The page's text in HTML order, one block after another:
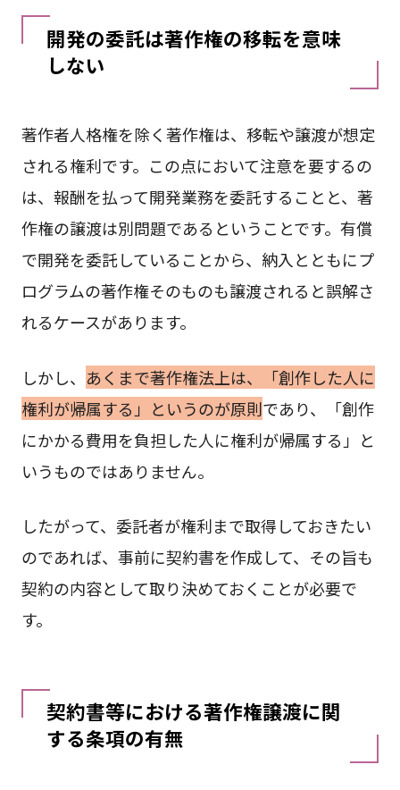
開発の委託は著作権の移転を意味
しない
著作者人格権を除く著作権は、移転や譲渡が想定
される権利です。この点において注意を要するの
は、報酬を払って開発業務を委託することと、著
作権の譲渡は別問題であるということです。有償
で開発を委託していることから、納入とともにプ
ログラムの著作権そのものも譲渡されると誤解さ
れるケースがあります。
しかし、 あくまで著作権法上は、「創作した人に
権利が帰属する」というのが原則であり、「創作
にかかる費用を負担した人に権利が帰属する」と
いうものではありません。
したがって、委託者が権利まで取得しておきたい
のであれば、事前に契約書を作成して、その旨も
契約の内容として取り決めておくことが必要で
す。
契約書等における著作権譲渡に関
する条項の有無